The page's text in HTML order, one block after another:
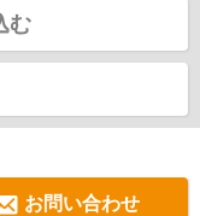
む
お問い合わせ